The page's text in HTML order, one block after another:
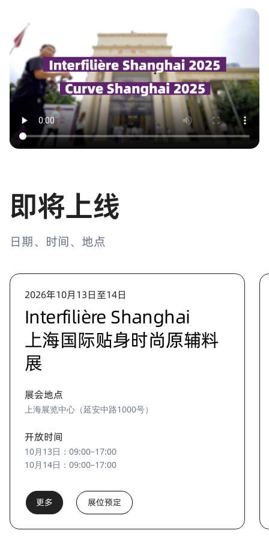
即将上线
日期、时间、地点
2026年10月13日至14日
Interfilière Shanghai
上海国际贴身时尚原辅料
展
展会地点
上海展览中心（延安中路1000号）
开放时间
10月13日：09:00–17:00
10月14日：09:00–17:00
更多 展位预定